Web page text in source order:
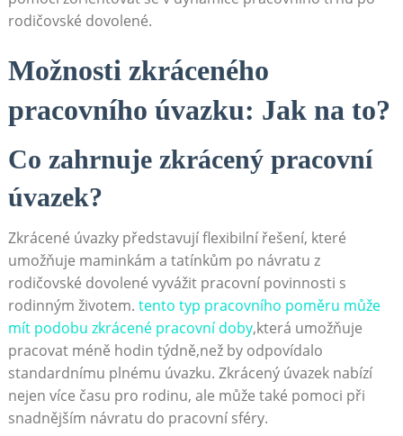
rodičovské dovolené.
Možnosti zkráceného
pracovního úvazku:⁢ Jak​ na to?
Co zahrnuje zkrácený pracovní
úvazek?
Zkrácené úvazky představují flexibilní řešení, které
umožňuje‌ maminkám ​a tatínkům po⁣ návratu z
rodičovské⁣ dovolené vyvážit pracovní⁣ povinnosti s
rodinným životem. tento typ pracovního poměru může
mít ‍podobu⁤ zkrácené pracovní doby,která umožňuje
pracovat méně‌ hodin⁢ týdně,než by odpovídalo
standardnímu plnému úvazku. ​Zkrácený úvazek nabízí
nejen více času​ pro rodinu, ale ‍může⁣ také pomoci při
snadnějším návratu do pracovní sféry.